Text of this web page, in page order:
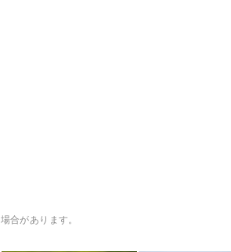
合があります。